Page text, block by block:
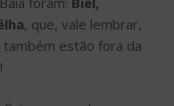
, que, vale lembrar,
estão fora da